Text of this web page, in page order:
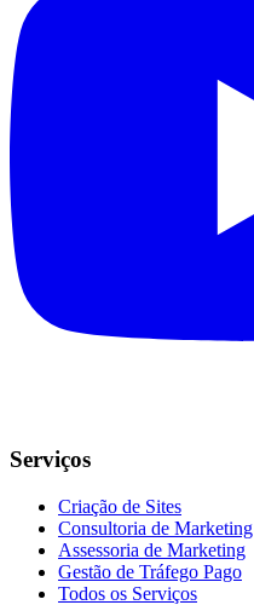
Serviços
Criação de Sites
Consultoria de Marketing
Assessoria de Marketing
Gestão de Tráfego Pago
Todos os Serviços